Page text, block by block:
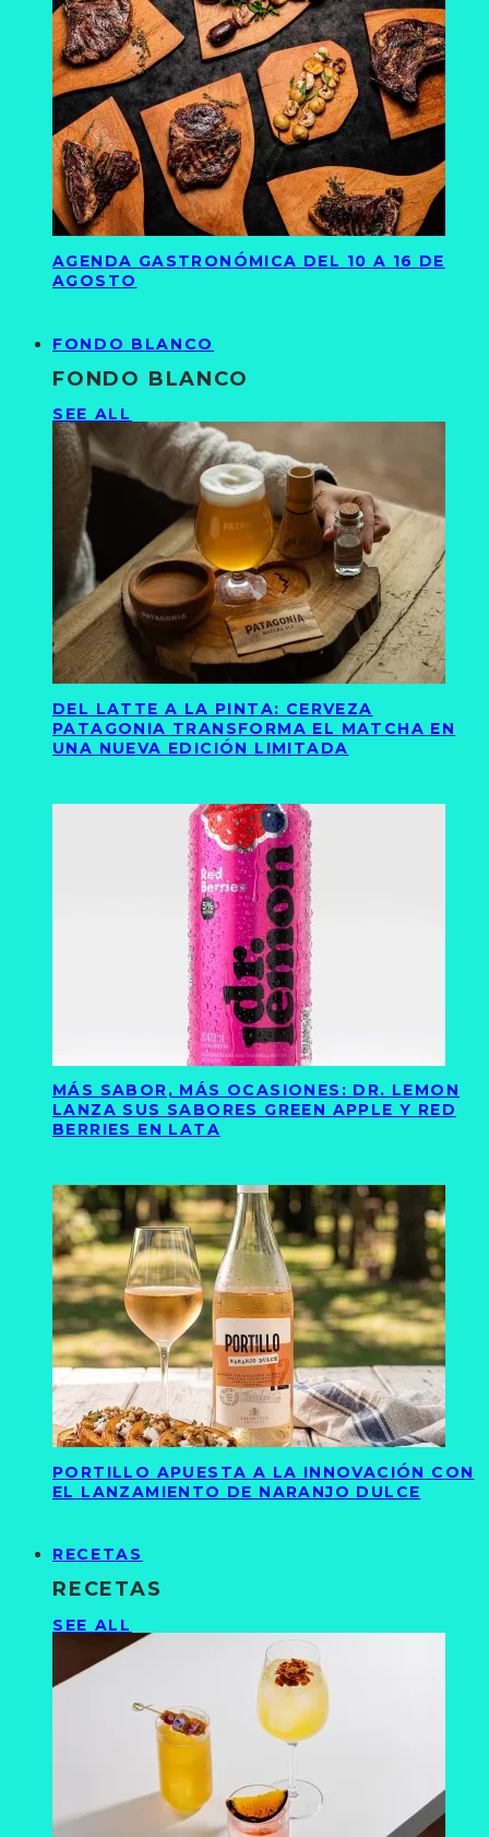
AGENDA GASTRONÓMICA DEL 10 A 16 DE
AGOSTO
FONDO BLANCO
FONDO BLANCO
SEE ALL
DEL LATTE A LA PINTA: CERVEZA
PATAGONIA TRANSFORMA EL MATCHA EN
UNA NUEVA EDICIÓN LIMITADA
MÁS SABOR, MÁS OCASIONES: DR. LEMON
LANZA SUS SABORES GREEN APPLE Y RED
BERRIES EN LATA
PORTILLO APUESTA A LA INNOVACIÓN CON
EL LANZAMIENTO DE NARANJO DULCE
RECETAS
RECETAS
SEE ALL